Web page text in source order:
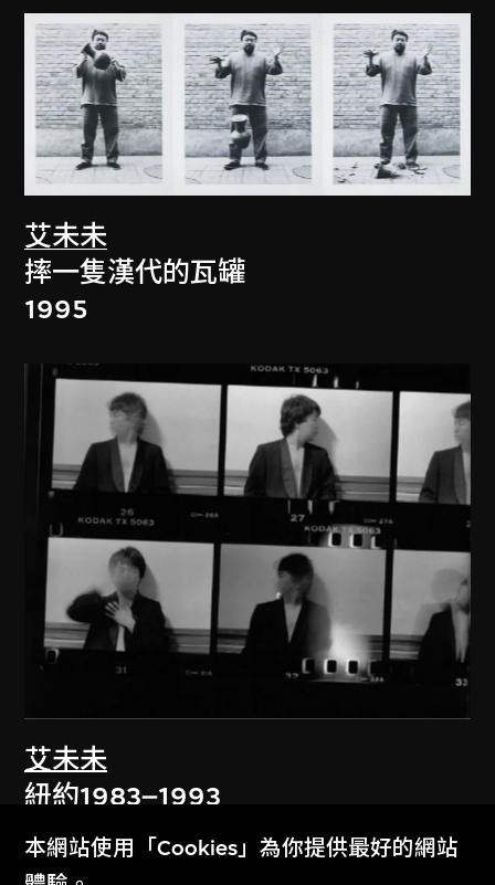
艾未未
摔一隻漢代的瓦罐
1995
艾未未
紐約1983–1993
1983–1993
本網站使用「Cookies」為你提供最好的網站